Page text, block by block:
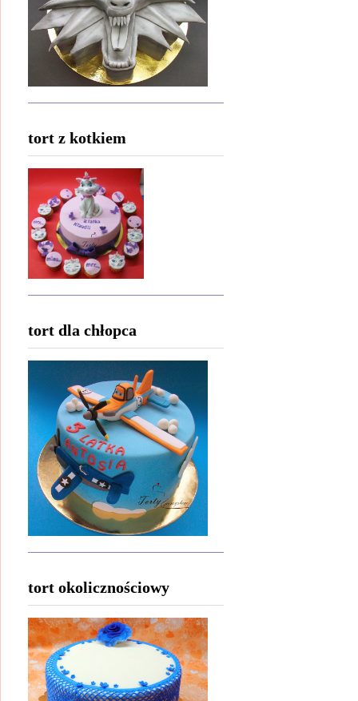
tort z kotkiem
tort dla chłopca
tort okolicznościowy